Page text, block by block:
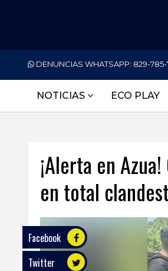
DENUNCIAS WHATSAPP: 829-785-
NOTICIAS ECO PLAY
NACIONALES
ECONOMÍA
DEPORTES
SALUD
TECNOLOGÍA
¡Alerta en
en total
Facebook
Twitter